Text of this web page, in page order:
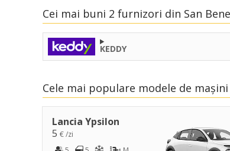
Cei mai buni 2 furnizori din San
KEDDY
Cele mai populare modele de
Lancia Ypsilon
5 € /zi